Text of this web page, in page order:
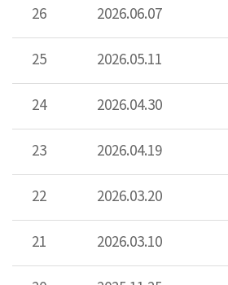
26 2026.06.07
25 2026.05.11
24 2026.04.30
23 2026.04.19
22 2026.03.20
21 2026.03.10